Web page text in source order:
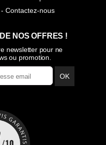
- Contactez-nous
NOS OFFRES !
newsletter pour ne
ou promotion.
OK